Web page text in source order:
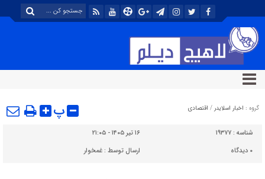
گروه : اخبار اسلایدر / اقتصادی پ
شناسه : ۱۹۳۷۷
۱۶ تیر ۱۴۰۵ - ۲۱:۰۵
۰ دیدگاه ارسال توسط :غمخوار